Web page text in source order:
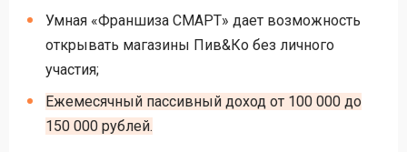
Умная «Франшиза СМАРТ» дает возможность
открывать магазины Пив&Ко без личного
участия;
Ежемесячный пассивный доход от 100 000 до
150 000 рублей.